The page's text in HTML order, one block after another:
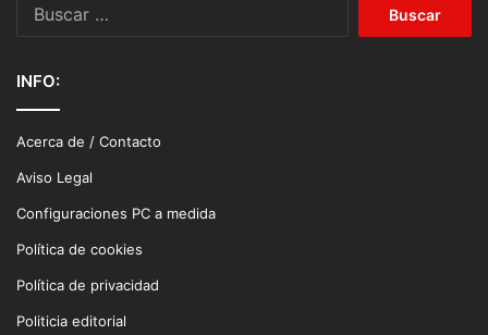
INFO:
Acerca de / Contacto
Aviso Legal
Configuraciones PC a medida
Política de cookies
Política de privacidad
Politicia editorial